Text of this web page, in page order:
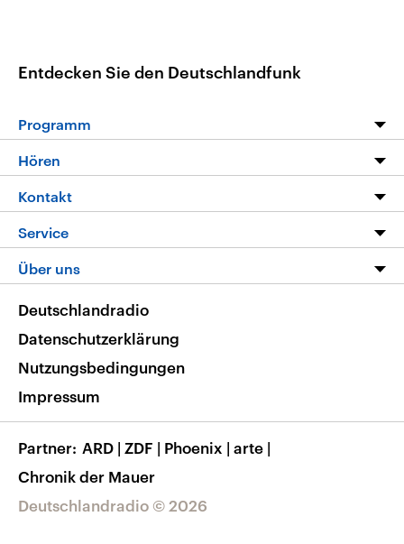
Entdecken Sie den Deutschlandfunk
Programm
Programm
Die Nachrichten
Nachrichtenleicht
Neue Beiträge auf dlf.de
Hören
Livestream
Podcasts
Deutschlandfunk App
Nachrichten App
Frequenzen
Kontakt
Hörerservice
Service
FAQ
Veranstaltungen
Musikliste
RSS
Über uns
Barrierefreiheit
Deutschlandradio © 2026
Deutschlandradio
Datenschutzerklärung
Nutzungsbedingungen
Impressum
Partner ARD | ZDF | Phoenix | arte |
Chronik der Mauer